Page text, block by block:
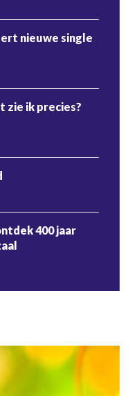
nieuwe single
zie ik precies?
jaar